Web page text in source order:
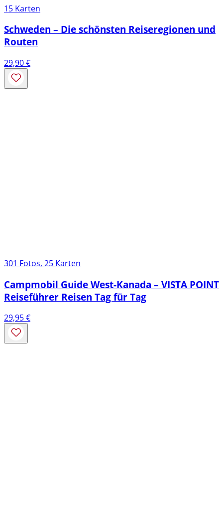
15 Karten
Schweden – Die schönsten Reiseregionen und
Routen
29,90€
301 Fotos, 25 Karten
Campmobil Guide West-Kanada – VISTA POINT
Reiseführer Reisen Tag für Tag
29,95€